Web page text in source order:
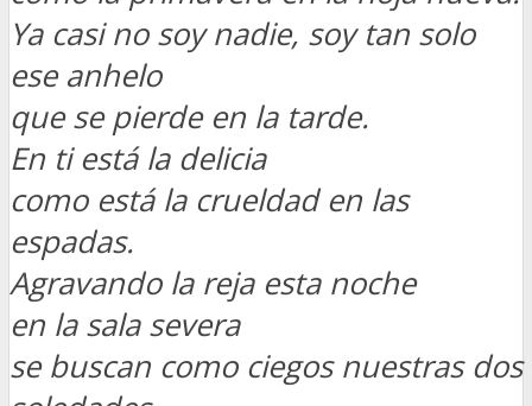
Ya casi no soy nadie, soy tan solo
ese anhelo
que se pierde en la tarde.
En ti está la delicia
como está la crueldad en las
espadas.
Agravando la reja esta noche
en la sala severa
se buscan como ciegos nuestras dos